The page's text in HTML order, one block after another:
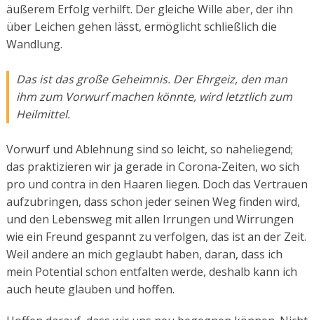
äußerem Erfolg verhilft. Der gleiche Wille aber, der ihn
über Leichen gehen lässt, ermöglicht schließlich die
Wandlung.
Das ist das große Geheimnis. Der Ehrgeiz, den man
ihm zum Vorwurf machen könnte, wird letztlich zum
Heilmittel.
Vorwurf und Ablehnung sind so leicht, so naheliegend;
das praktizieren wir ja gerade in Corona-Zeiten, wo sich
pro und contra in den Haaren liegen. Doch das Vertrauen
aufzubringen, dass schon jeder seinen Weg finden wird,
und den Lebensweg mit allen Irrungen und Wirrungen
wie ein Freund gespannt zu verfolgen, das ist an der Zeit.
Weil andere an mich geglaubt haben, daran, dass ich
mein Potential schon entfalten werde, deshalb kann ich
auch heute glauben und hoffen.